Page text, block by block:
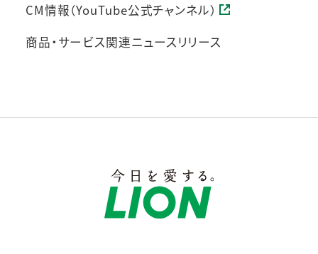
CM情報（YouTube公式チャンネル）
商品・サービス関連ニュースリリース